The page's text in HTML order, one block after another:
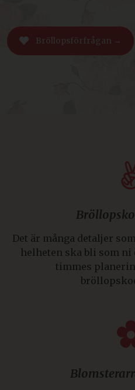
Bröllopsförfrågan →
Det är många detaljer
helheten ska bli som ni
timmes